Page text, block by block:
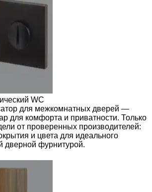
WC
для межкомнатных дверей —
для комфорта и приватности. Только
от проверенных производителей:
и цвета для идеального
дверной фурнитурой.